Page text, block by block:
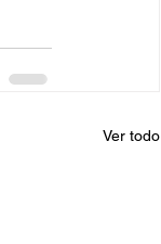
Ver todo